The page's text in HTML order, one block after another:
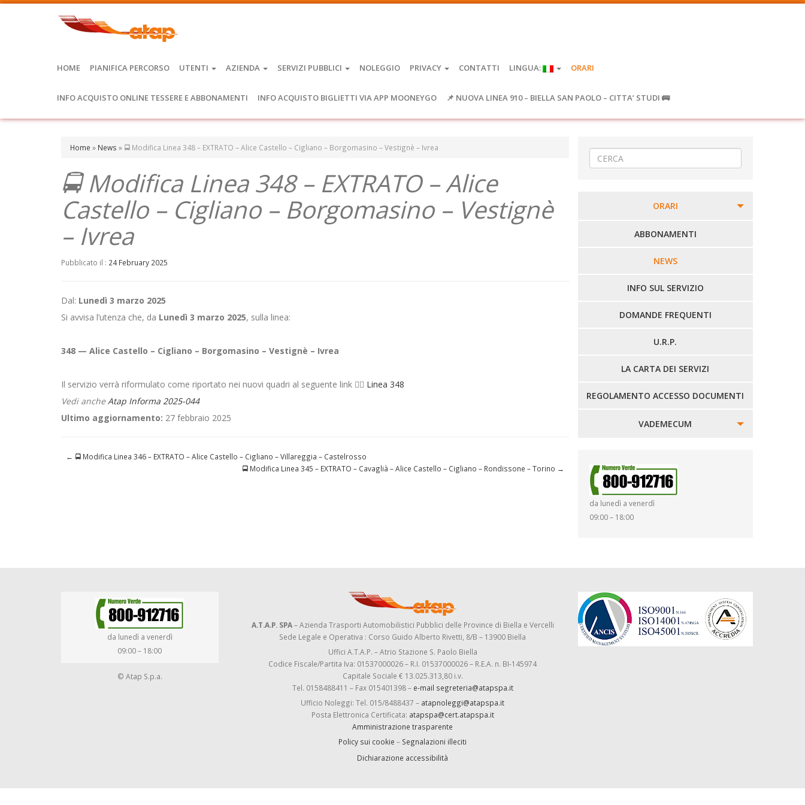
HOME PIANIFICA PERCORSO UTENTI AZIENDA SERVIZI PUBBLICI NOLEGGIO PRIVACY CONTATTI LINGUA: ORARI
INFO ACQUISTO ONLINE TESSERE E ABBONAMENTI INFO ACQUISTO BIGLIETTI VIA APP MOONEYGO 📌 NUOVA LINEA 910 – BIELLA SAN PAOLO – CITTA’ STUDI 🚌
Home » News » 🚍 Modifica Linea 348 – EXTRATO – Alice Castello – Cigliano – Borgomasino – Vestignè – Ivrea
🚍 Modifica Linea 348 – EXTRATO – Alice
Castello – Cigliano – Borgomasino – Vestignè
– Ivrea
Pubblicato il : 24 February 2025
Dal: Lunedì 3 marzo 2025
Si avvisa l’utenza che, da Lunedì 3 marzo 2025, sulla linea:
348 — Alice Castello – Cigliano – Borgomasino – Vestignè – Ivrea
Il servizio verrà riformulato come riportato nei nuovi quadri al seguente link 👉🏻 Linea 348
Vedi ancheAtap Informa 2025-044
Ultimo aggiornamento: 27 febbraio 2025
← 🚍 Modifica Linea 346 – EXTRATO – Alice Castello – Cigliano – Villareggia – Castelrosso
🚍 Modifica Linea 345 – EXTRATO – Cavaglià – Alice Castello – Cigliano – Rondissone – Torino →
ORARI
PERCORSI URBANI IN BIELLA
LINEE URBANE VERCELLI
LINEE EXTRAURBANE
ABBONAMENTI
NEWS
INFO SUL SERVIZIO
DOMANDE FREQUENTI
U.R.P.
LA CARTA DEI SERVIZI
REGOLAMENTO ACCESSO DOCUMENTI
VADEMECUM
SMARRIMENTO OGGETTI
DIRITTI E DOVERI
da lunedì a venerdì
09:00 – 18:00
da lunedì a venerdì
09:00 – 18:00
© Atap S.p.a.
A.T.A.P. SPA– Azienda Trasporti Automobilistici Pubblici delle Province di Biella e Vercelli
Sede Legale e Operativa : Corso Guido Alberto Rivetti, 8/B – 13900 Biella
Uffici A.T.A.P. – Atrio Stazione S. Paolo Biella
Codice Fiscale/Partita Iva: 01537000026 – R.I. 01537000026 – R.E.A. n. BI-145974
Capitale Sociale € 13.025.313,80 i.v.
Tel. 0158488411 – Fax 015401398 – e-mail segreteria@atapspa.it
Ufficio Noleggi: Tel. 015/8488437 – atapnoleggi@atapspa.it
Posta Elettronica Certificata: atapspa@cert.atapspa.it
Amministrazione trasparente
Policy sui cookie – Segnalazioni illeciti
Dichiarazione accessibilità